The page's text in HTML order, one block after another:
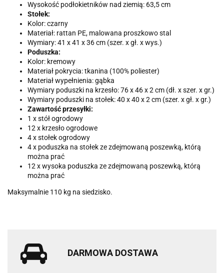
Wysokość podłokietników nad ziemią: 63,5 cm
Stołek:
Kolor: czarny
Materiał: rattan PE, malowana proszkowo stal
Wymiary: 41 x 41 x 36 cm (szer. x gł. x wys.)
Poduszka:
Kolor: kremowy
Materiał pokrycia: tkanina (100% poliester)
Materiał wypełnienia: gąbka
Wymiary poduszki na krzesło: 76 x 46 x 2 cm (dł. x szer. x gr.)
Wymiary poduszki na stołek: 40 x 40 x 2 cm (szer. x gł. x gr.)
Zawartość przesyłki:
1 x stół ogrodowy
12 x krzesło ogrodowe
4 x stołek ogrodowy
4 x poduszka na stołek ze zdejmowaną poszewką, którą
można prać
12 x wysoka poduszka ze zdejmowaną poszewką, którą
można prać
Maksymalnie 110 kg na siedzisko.
DARMOWA DOSTAWA